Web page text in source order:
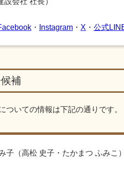
・ Instagram ・ X ・ 公式
補
ついての情報は下記の通りです。
子（高松 史子・たかまつ ふみこ